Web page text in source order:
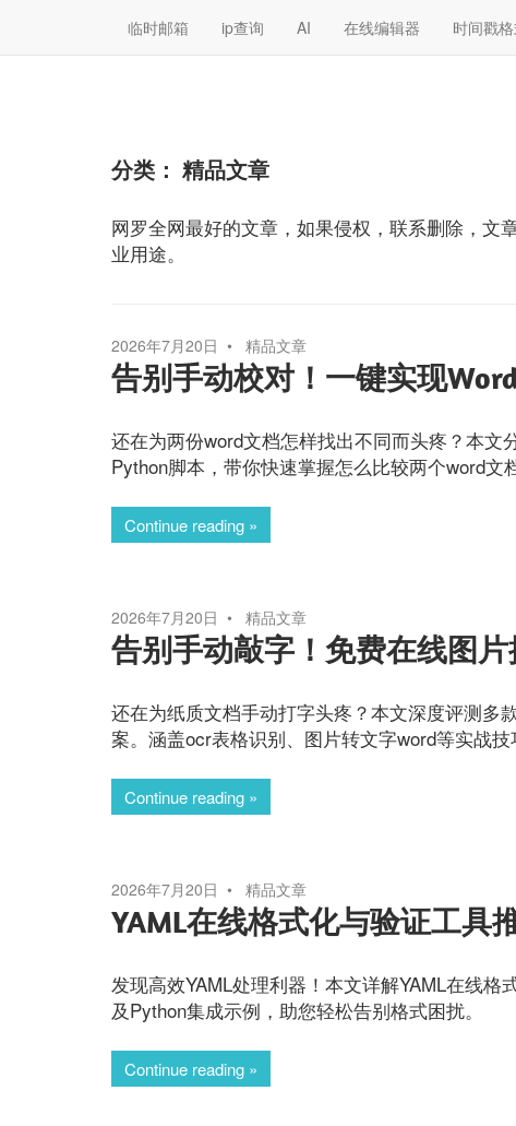
临时邮箱 ip查询 AI 在线编辑器 时间戳
分类： 精品文章
网罗全网最好的文章，如果侵权，联系删除，文
业用途。
2026年7月20日 精品文章
告别手动校对！一键实现
还在为两份word文档怎样找出不同而头疼？本
Python脚本，带你快速掌握怎么比较两个word文
Continue reading
2026年7月20日 精品文章
告别手动敲字！免费在线图
还在为纸质文档手动打字头疼？本文深度评测多
案。涵盖ocr表格识别、图片转文字word等实战技
Continue reading
2026年7月20日 精品文章
YAML在线格式化与验证工具
发现高效YAML处理利器！本文详解YAML在线
及Python集成示例，助您轻松告别格式困扰。
Continue reading